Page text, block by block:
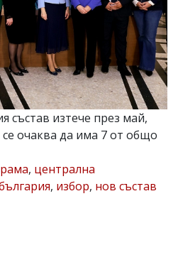
състав изтече през май,
очаква да има 7 от общо
, централна
, избор, нов състав